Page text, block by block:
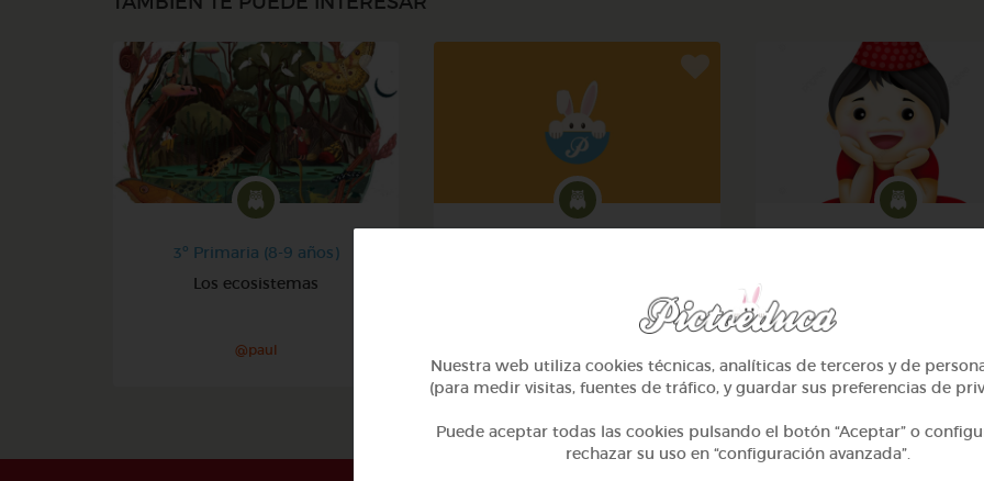
3º Primaria (8-9 años)
Los ecosistemas
@paul
Nuestra web utiliza cookies técnicas, analíticas de terceros y de
(para medir visitas, fuentes de tráfico, y guardar sus preferencias de
Puede aceptar todas las cookies pulsando el botón “Aceptar” o
rechazar su uso en “configuración avanzada”.